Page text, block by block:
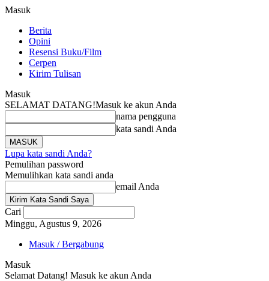
Masuk
Berita
Opini
Resensi Buku/Film
Cerpen
Kirim Tulisan
Masuk
SELAMAT DATANG!Masuk ke akun Anda
nama pengguna
kata sandi Anda
Lupa kata sandi Anda?
Pemulihan password
Memulihkan kata sandi anda
email Anda
Cari
Minggu, Agustus 9, 2026
Masuk / Bergabung
Masuk
Selamat Datang! Masuk ke akun Anda